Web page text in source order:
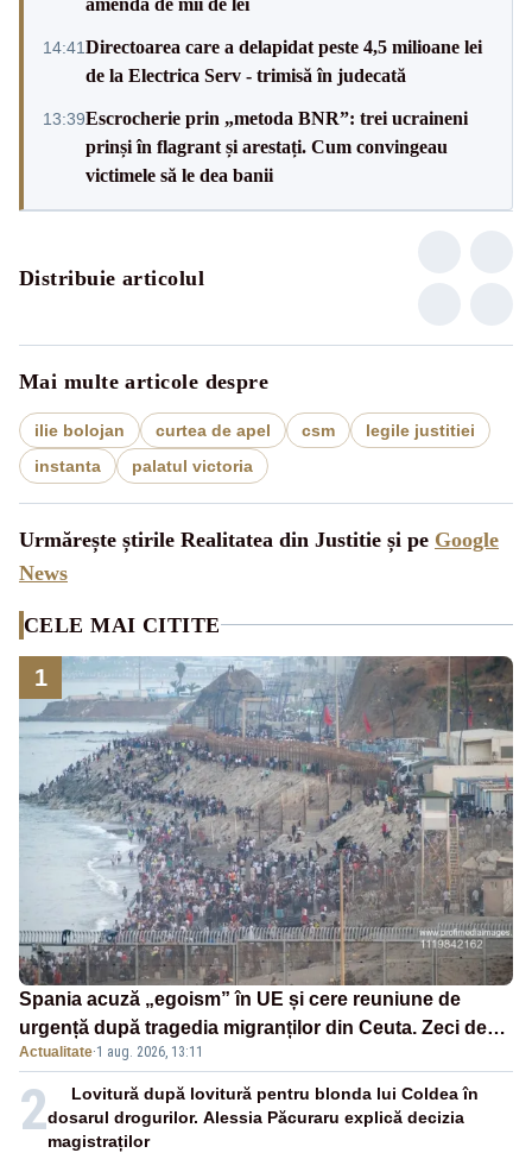
14:41Directoarea care a delapidat peste 4,5 milioane lei
de la Electrica Serv - trimisă în judecată
13:39Escrocherie prin „metoda BNR”: trei ucraineni
prinși în flagrant și arestați. Cum convingeau
victimele să le dea banii
Distribuie articolul
Mai multe articole despre
ilie bolojan curtea de apel csm
legile justitiei
instanta
palatul victoria
Urmărește știrile Realitatea din Justitie și pe Google
News
CELE MAI CITITE
1
Spania acuză „egoism” în UE și cere reuniune de
urgență după tragedia migranților din Ceuta. Zeci de
oameni au murit
Actualitate·1 aug. 2026, 13:11
2
Lovitură după lovitură pentru blonda lui Coldea în
dosarul drogurilor. Alessia Păcuraru explică decizia
magistraților